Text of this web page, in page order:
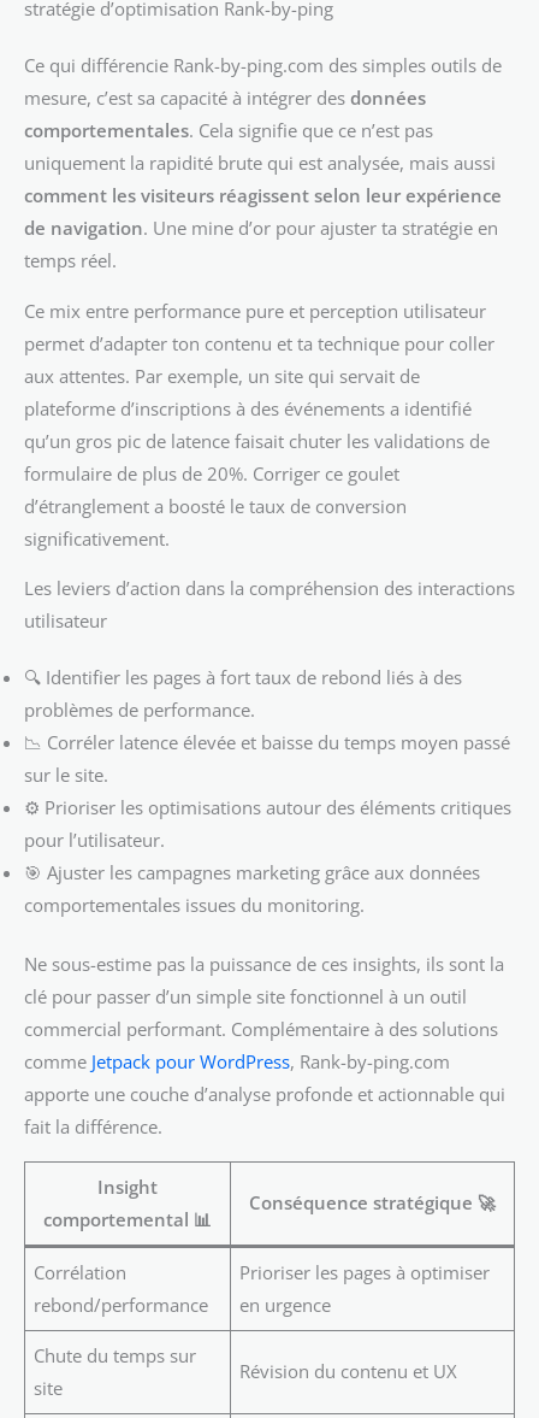
stratégie d’optimisation Rank-by-ping
Ce qui différencie Rank-by-ping.com des simples outils de
mesure, c’est sa capacité à intégrer des données
comportementales. Cela signifie que ce n’est pas
uniquement la rapidité brute qui est analysée, mais aussi
comment les visiteurs réagissent selon leur expérience
de navigation. Une mine d’or pour ajuster ta stratégie en
temps réel.
Ce mix entre performance pure et perception utilisateur
permet d’adapter ton contenu et ta technique pour coller
aux attentes. Par exemple, un site qui servait de
plateforme d’inscriptions à des événements a identifié
qu’un gros pic de latence faisait chuter les validations de
formulaire de plus de 20%. Corriger ce goulet
d’étranglement a boosté le taux de conversion
significativement.
Les leviers d’action dans la compréhension des interactions
utilisateur
🔍 Identifier les pages à fort taux de rebond liés à des
problèmes de performance.
📉 Corréler latence élevée et baisse du temps moyen passé
sur le site.
⚙️ Prioriser les optimisations autour des éléments critiques
pour l’utilisateur.
🎯 Ajuster les campagnes marketing grâce aux données
comportementales issues du monitoring.
Ne sous-estime pas la puissance de ces insights, ils sont la
clé pour passer d’un simple site fonctionnel à un outil
commercial performant. Complémentaire à des solutions
comme Jetpack pour WordPress, Rank-by-ping.com
apporte une couche d’analyse profonde et actionnable qui
fait la différence.
Insight
comportemental 📊
Conséquence stratégique 🚀
Corrélation
rebond/performance
Prioriser les pages à optimiser
en urgence
Chute du temps sur
site
Révision du contenu et UX